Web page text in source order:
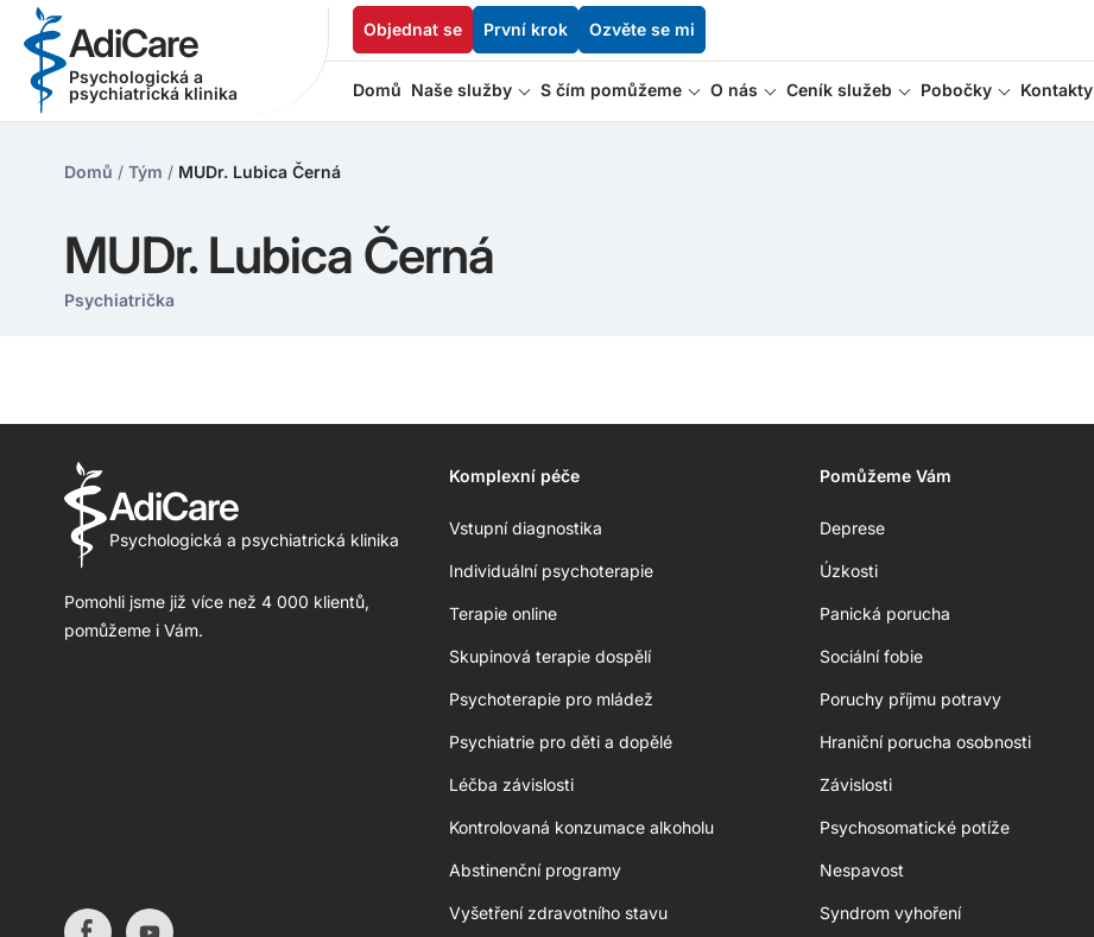
AdiCare
Psychologická a
psychiatrická klinika
Objednat se První krok Ozvěte se mi
Domů Naše služby S čím pomůžeme O nás Ceník služeb Pobočky Kontakty
Domů / Tým / MUDr. Lubica Černá
MUDr. Lubica Černá
Psychiatrička
AdiCare
Psychologická a psychiatrická klinika
Pomohli jsme již více než 4 000 klientů,
pomůžeme i Vám.
Komplexní péče
Vstupní diagnostika
Individuální psychoterapie
Terapie online
Skupinová terapie dospělí
Psychoterapie pro mládež
Psychiatrie pro děti a dopělé
Léčba závislosti
Kontrolovaná konzumace alkoholu
Abstinenční programy
Vyšetření zdravotního stavu
Pomůžeme Vám
Deprese
Úzkosti
Panická porucha
Sociální fobie
Poruchy příjmu potravy
Hraniční porucha osobnosti
Závislosti
Psychosomatické potíže
Nespavost
Syndrom vyhoření